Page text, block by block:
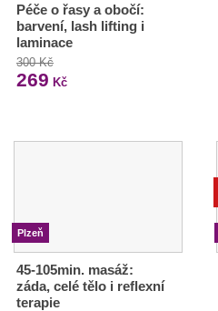
Péče o řasy a obočí:
barvení, lash lifting i
laminace
300 Kč
269 Kč
Plzeň
45-105min. masáž:
záda, celé tělo i reflexní
terapie